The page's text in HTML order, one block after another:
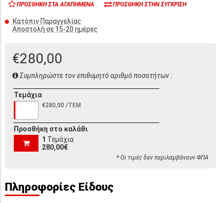
ΠΡΟΣΘΉΚΗ ΣΤΑ ΑΓΑΠΗΜΈΝΑ ΠΡΟΣΘΉΚΗ ΣΤΗΝ ΣΎΓΚΡΙΣΗ
Κατόπιν Παραγγελίας
Αποστολή σε 15-20 ημέρες
€280,00
Συμπληρώστε τον επιθυμητό αριθμό ποσοτήτων :
Τεμάχια
€280,00 /ΤΕΜ
Προσθήκη στο καλάθι
1 Τεμάχια
280,00€
* Οι τιμές δεν περιλαμβάνουν ΦΠΑ
Πληροφορίες Είδους